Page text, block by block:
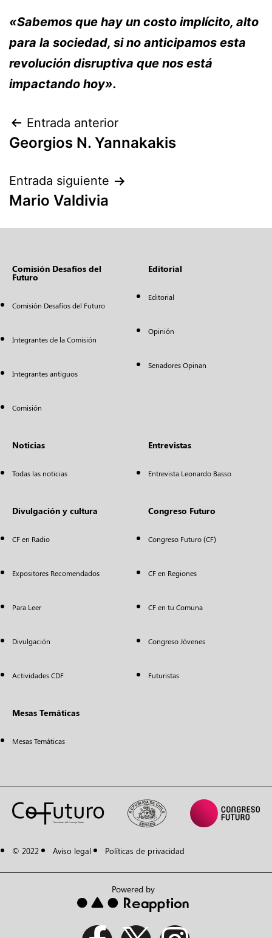
«Sabemos que hay un costo implícito, alto
para la sociedad, si no anticipamos esta
revolución disruptiva que nos está
impactando hoy».
Entrada anterior
Georgios N. Yannakakis
Entrada siguiente
Mario Valdivia
Comisión Desafíos del
Futuro
Comisión Desafíos del Futuro
Integrantes de la Comisión
Integrantes antiguos
Comisión
Editorial
Editorial
Opinión
Senadores Opinan
Noticias
Todas las noticias
Entrevistas
Entrevista Leonardo Basso
Divulgación y cultura
CF en Radio
Expositores Recomendados
Para Leer
Divulgación
Actividades CDF
Congreso Futuro
Congreso Futuro (CF)
CF en Regiones
CF en tu Comuna
Congreso Jóvenes
Futuristas
Mesas Temáticas
Mesas Temáticas
© 2022 Aviso legal Políticas de privacidad
Powered by